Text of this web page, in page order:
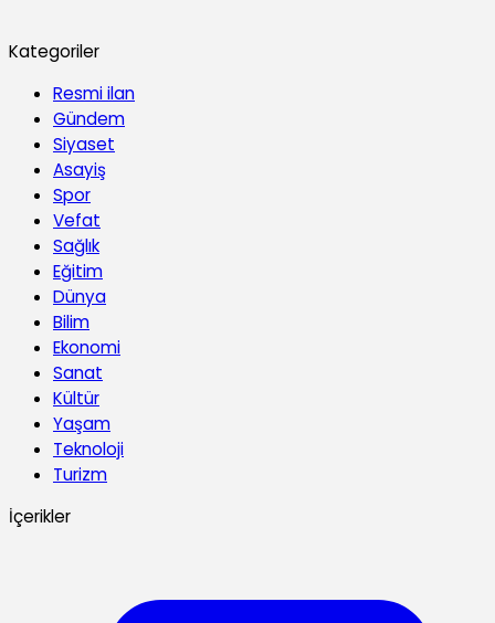
Kategoriler
Resmi ilan
Gündem
Siyaset
Asayiş
Spor
Vefat
Sağlık
Eğitim
Dünya
Bilim
Ekonomi
Sanat
Kültür
Yaşam
Teknoloji
Turizm
İçerikler